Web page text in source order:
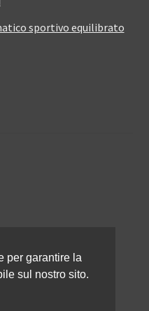
sportivo equilibrato
per garantire la
sul nostro sito.